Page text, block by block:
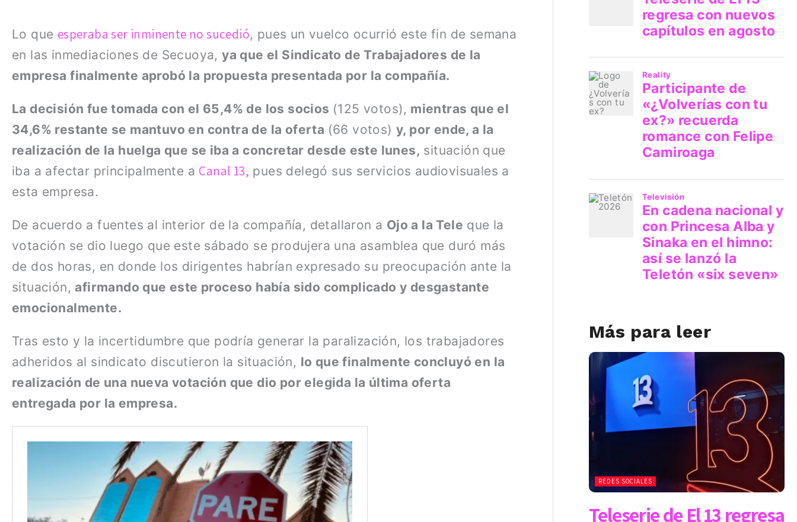
Lo que esperaba ser inminente no sucedió, pues un vuelco ocurrió este fin de semana
en las inmediaciones de Secuoya,ya que el Sindicato de Trabajadores de la
empresa finalmente aprobó la propuesta presentada por la compañía.
La decisión fue tomada con el 65,4% de los socios (125 votos), mientras que el
34,6% restante se mantuvo en contra de la oferta (66 votos)y, por ende, a la
realización de la huelga que se iba a concretar desde este lunes, situación que
iba a afectar principalmente a Canal 13, pues delegó sus servicios audiovisuales a
esta empresa.
De acuerdo a fuentes al interior de la compañía, detallaron a Ojo a la Tele que la
votación se dio luego que este sábado se produjera una asamblea que duró más
de dos horas, en donde los dirigentes habrían expresado su preocupación ante la
situación,afirmando que este proceso había sido complicado y desgastante
emocionalmente.
Tras esto y la incertidumbre que podría generar la paralización, los trabajadores
adheridos al sindicato discutieron la situación, lo que finalmente concluyó en la
realización de una nueva votación que dio por elegida la última oferta
entregada por la empresa.
Más para leer
REDES SOCIALES
Teleserie de El 13 regresa